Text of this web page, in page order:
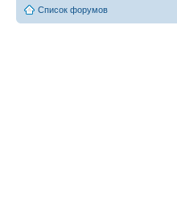
Список форумов